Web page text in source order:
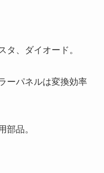
タ、ダイオード。
ーパネルは変換効率
部品。